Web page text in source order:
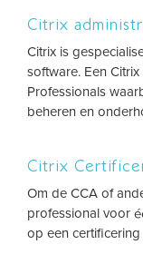
Citrix
Citrix is
software. Een
Professionals
beheren en
Citrix
Om de CCA of
professional voor
op een